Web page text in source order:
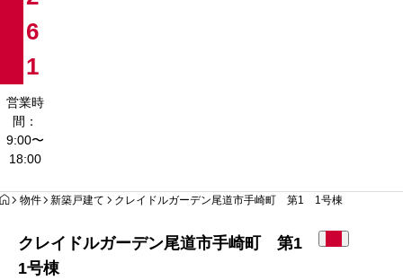
6
1
営業時
間：
9:00〜
18:00
HOME
物件 新築戸建て クレイドルガーデン尾道市手崎町 第1 1号棟
クレイドルガーデン尾道市手崎町 第1
1号棟